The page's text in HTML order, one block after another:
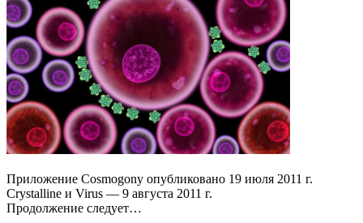
Приложение Cosmogony опубликовано 19 июля 2011 г.
Crystalline и Virus — 9 августа 2011 г.
Продолжение следует…